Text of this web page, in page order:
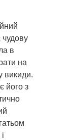
чудову
в
на
викиди.
його з